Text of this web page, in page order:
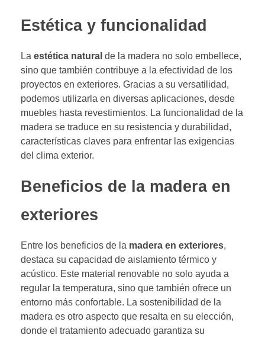
Estética y funcionalidad
La estética natural de la madera no solo embellece,
sino que también contribuye a la efectividad de los
proyectos en exteriores. Gracias a su versatilidad,
podemos utilizarla en diversas aplicaciones, desde
muebles hasta revestimientos. La funcionalidad de la
madera se traduce en su resistencia y durabilidad,
características claves para enfrentar las exigencias
del clima exterior.
Beneficios de la madera en
exteriores
Entre los beneficios de la madera en exteriores,
destaca su capacidad de aislamiento térmico y
acústico. Este material renovable no solo ayuda a
regular la temperatura, sino que también ofrece un
entorno más confortable. La sostenibilidad de la
madera es otro aspecto que resalta en su elección,
donde el tratamiento adecuado garantiza su